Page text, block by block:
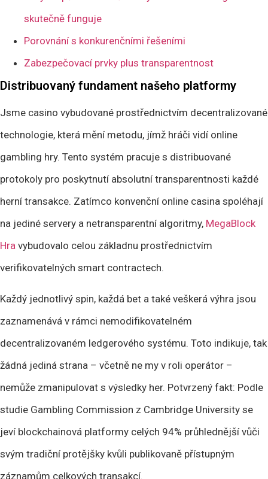
skutečně funguje
Porovnání s konkurenčními řešeními
Zabezpečovací prvky plus transparentnost
Distribuovaný fundament našeho platformy
Jsme casino vybudované prostřednictvím decentralizované
technologie, která mění metodu, jímž hráči vidí online
gambling hry. Tento systém pracuje s distribuované
protokoly pro poskytnutí absolutní transparentnosti každé
herní transakce. Zatímco konvenční online casina spoléhají
na jediné servery a netransparentní algoritmy, MegaBlock
Hra vybudovalo celou základnu prostřednictvím
verifikovatelných smart contractech.
Každý jednotlivý spin, každá bet a také veškerá výhra jsou
zaznamenává v rámci nemodifikovatelném
decentralizovaném ledgerového systému. Toto indikuje, tak
žádná jediná strana – včetně ne my v roli operátor –
nemůže zmanipulovat s výsledky her. Potvrzený fakt: Podle
studie Gambling Commission z Cambridge University se
jeví blockchainová platformy celých 94% průhlednější vůči
svým tradiční protějšky kvůli publikovaně přístupným
záznamům celkových transakcí.